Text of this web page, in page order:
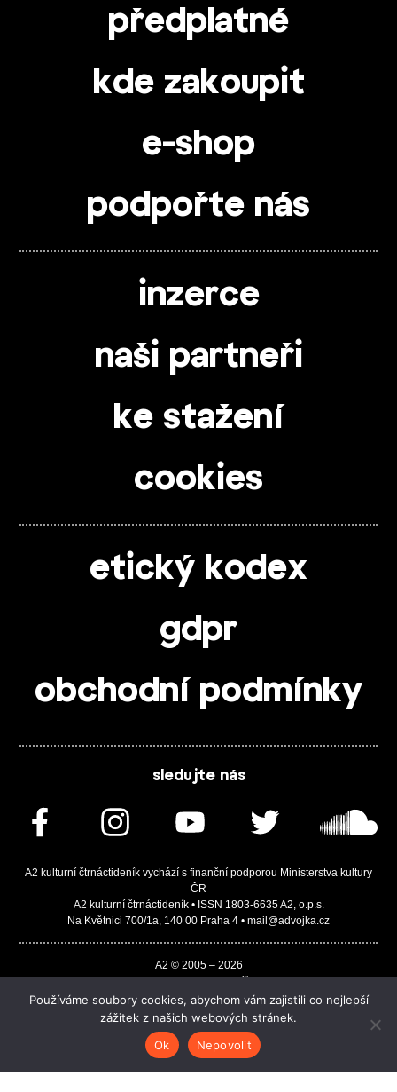
předplatné
kde zakoupit
e-shop
podpořte nás
inzerce
naši partneři
ke stažení
cookies
etický kodex
gdpr
obchodní podmínky
sledujte nás
A2 kulturní čtrnáctideník vychází s finanční podporou Ministerstva kultury
ČR
A2 kulturní čtrnáctideník • ISSN 1803-6635 A2, o.p.s.
Na Květnici 700/1a, 140 00 Praha 4 • mail@advojka.cz
A2 © 2005 – 2026
Design by Daniel Vojtíšek
Built by JASA-IT & ChSoft
Používáme soubory cookies, abychom vám zajistili co nejlepší
zážitek z našich webových stránek.
Ok
Nepovolit